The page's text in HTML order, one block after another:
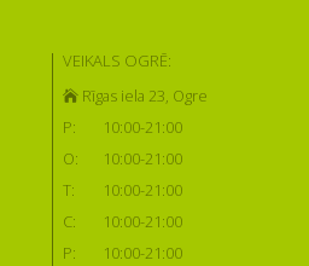
VEIKALS OGRĒ:
Rīgas iela 23, Ogre
P:
10:00-21:00
O:
10:00-21:00
T:
10:00-21:00
C:
10:00-21:00
P:
10:00-21:00